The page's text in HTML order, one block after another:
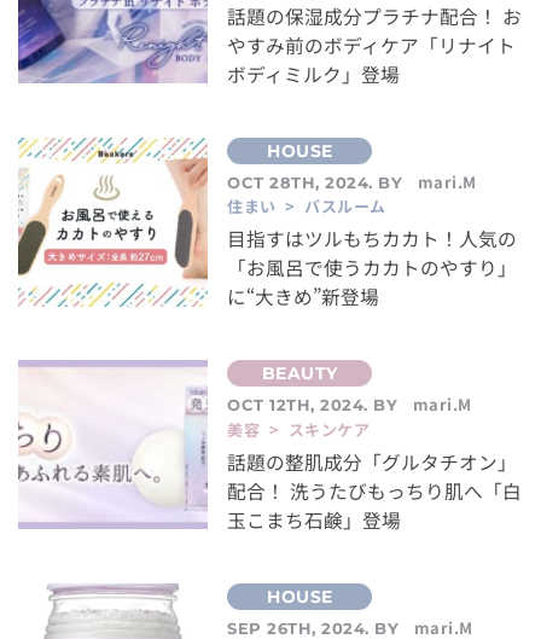
話題の保湿成分プラチナ配合！ お
やすみ前のボディケア「リナイト
ボディミルク」登場
OCT 28TH, 2024. BY
mari.M
住まい > バスルーム
目指すはツルもちカカト！人気の
「お風呂で使うカカトのやすり」
に“大きめ”新登場
OCT 12TH, 2024. BY
mari.M
美容 > スキンケア
話題の整肌成分「グルタチオン」
配合！ 洗うたびもっちり肌へ「白
玉こまち石鹸」登場
SEP 26TH, 2024. BY
mari.M